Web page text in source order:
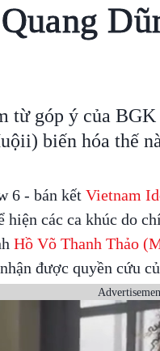
từ góp ý của
biến hóa thế
6 - bán kết Vietnam
hiện các ca khúc do
Hồ Võ Thanh Thảo
được quyền cứu